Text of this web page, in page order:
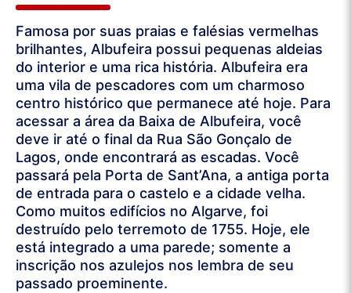
Famosa por suas praias e falésias vermelhas
brilhantes, Albufeira possui pequenas aldeias
do interior e uma rica história. Albufeira era
uma vila de pescadores com um charmoso
centro histórico que permanece até hoje. Para
acessar a área da Baixa de Albufeira, você
deve ir até o final da Rua São Gonçalo de
Lagos, onde encontrará as escadas. Você
passará pela Porta de Sant’Ana, a antiga porta
de entrada para o castelo e a cidade velha.
Como muitos edifícios no Algarve, foi
destruído pelo terremoto de 1755. Hoje, ele
está integrado a uma parede; somente a
inscrição nos azulejos nos lembra de seu
passado proeminente.